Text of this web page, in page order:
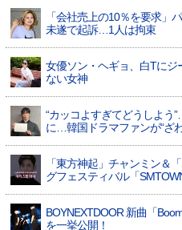
「会社売上の10％を要求」
未遂で起訴…1人は拘束
女優ソン・ヘギョ、白Tに
ない女神
“カッコよすぎてどうしよう
に…韓国ドラマファンが“ざ
「東方神起」チャンミン＆
グフェスティバル「
BOYNEXTDOOR 新曲「
を一挙公開！